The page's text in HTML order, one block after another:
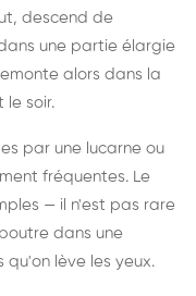
descend de
une partie élargie
alors dans la
le soir.
par une lucarne ou
fréquentes. Le
— il n'est pas rare
dans une
lève les yeux.